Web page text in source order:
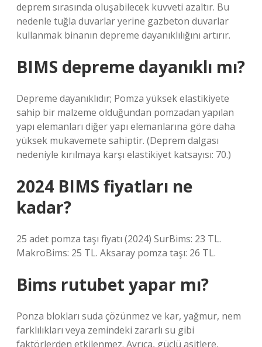
deprem sırasında oluşabilecek kuvveti azaltır. Bu
nedenle tuğla duvarlar yerine gazbeton duvarlar
kullanmak binanın depreme dayanıklılığını artırır.
BIMS depreme dayanıklı mı?
Depreme dayanıklıdır; Pomza yüksek elastikiyete
sahip bir malzeme olduğundan pomzadan yapılan
yapı elemanları diğer yapı elemanlarına göre daha
yüksek mukavemete sahiptir. (Deprem dalgası
nedeniyle kırılmaya karşı elastikiyet katsayısı: 70.)
2024 BIMS fiyatları ne
kadar?
25 adet pomza taşı fiyatı (2024) SurBims: 23 TL.
MakroBims: 25 TL. Aksaray pomza taşı: 26 TL.
Bims rutubet yapar mı?
Ponza blokları suda çözünmez ve kar, yağmur, nem
farklılıkları veya zemindeki zararlı su gibi
faktörlerden etkilenmez. Ayrıca, güçlü asitlere,